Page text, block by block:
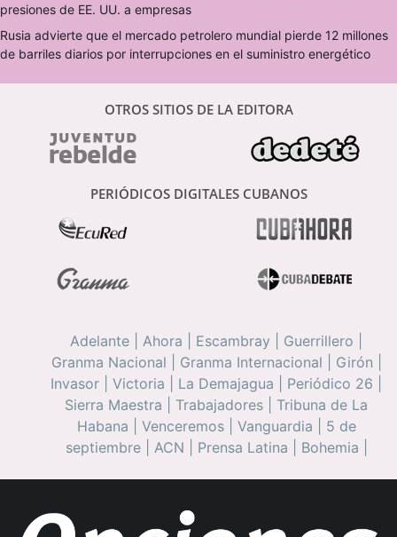
presiones de EE. UU. a empresas
Rusia advierte que el mercado petrolero mundial pierde 12 millones
de barriles diarios por interrupciones en el suministro energético
OTROS SITIOS DE LA EDITORA
PERIÓDICOS DIGITALES CUBANOS
Adelante Ahora Escambray Guerrillero
Granma Nacional
Granma Internacional Girón
Invasor
Victoria La Demajagua Periódico 26
Sierra Maestra
Trabajadores
Tribuna de La
Habana
Venceremos| Vanguardia
5 de
septiembre| ACN Prensa Latina Bohemia